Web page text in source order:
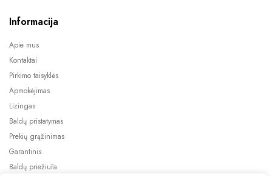
Informacija
Apie mus
Kontaktai
Pirkimo taisyklės
Apmokėjimas
Lizingas
Baldų pristatymas
Prekių grąžinimas
Garantinis
Baldų priežiūra